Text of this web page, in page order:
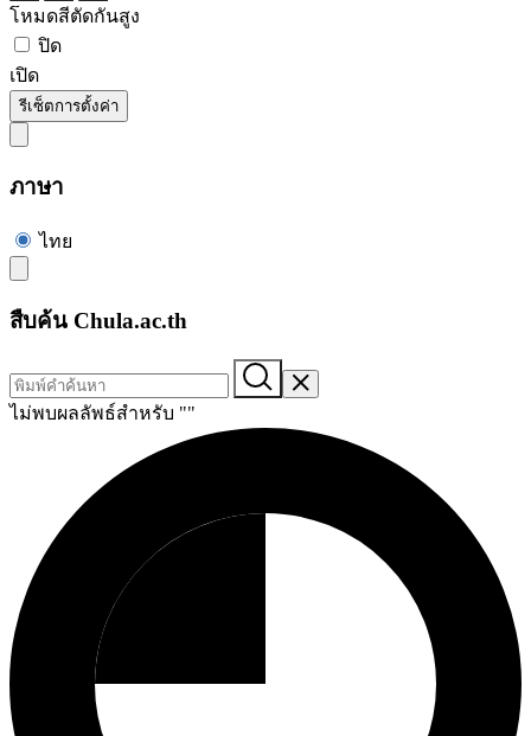
โหมดสีตัดกันสูง
ปิด
เปิด
รีเซ็ตการตั้งค่า
ภาษา
ไทย
สืบค้น Chula.ac.th
ไม่พบผลลัพธ์สำหรับ ""